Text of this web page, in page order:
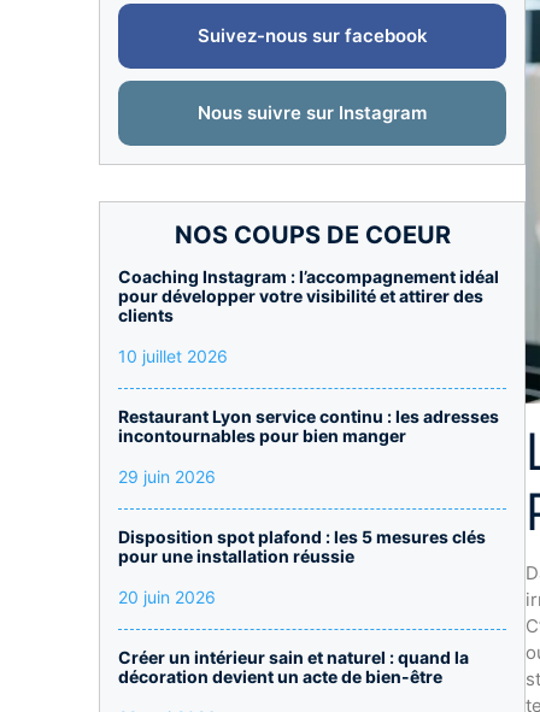
Suivez-nous sur facebook
Nous suivre sur Instagram
NOS COUPS DE COEUR
Coaching Instagram : l’accompagnement idéal
pour développer votre visibilité et attirer des
clients
10 juillet 2026
Restaurant Lyon service continu : les adresses
incontournables pour bien manger
29 juin 2026
Disposition spot plafond : les 5 mesures clés
pour une installation réussie
20 juin 2026
Créer un intérieur sain et naturel : quand la
décoration devient un acte de bien-être